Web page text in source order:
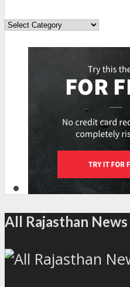
Topics
All Rajasthan News